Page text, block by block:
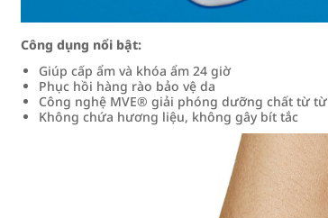
Công dụng nổi bật:
Giúp cấp ẩm và khóa ẩm 24 giờ
Phục hồi hàng rào bảo vệ da
Công nghệ MVE® giải phóng dưỡng chất từ từ
Không chứa hương liệu, không gây bít tắc